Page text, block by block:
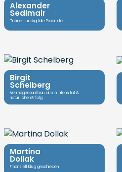
Alexander
Sedlmair
Trainer für digitale Produkte
Birgit
Schelberg
Vermögensaufbau durch Intensität &
natürlichen Erfolg
Martina
Dollak
Finanziell klug geschieden